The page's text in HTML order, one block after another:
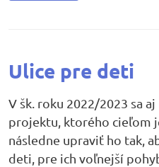
Ulice pre deti
V šk. roku 2022/2023 sa
projektu, ktorého cieľom
následne upraviť ho tak,
deti, pre ich voľnejší